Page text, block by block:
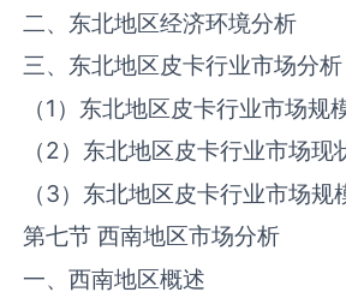
二、东北地区经济环境分析
三、东北地区‌‌皮卡‌‌‌行业市场分析
（1）东北地区‌‌皮卡‌‌‌行业市场规
（2）东北地区‌‌皮卡‌‌‌行业市场现
（3）东北地区‌‌皮卡‌‌‌行业市场规
第七节 西南地区市场分析
一、西南地区概述